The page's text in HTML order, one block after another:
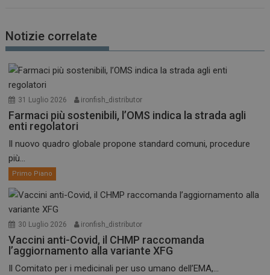
Notizie correlate
31 Luglio 2026 ironfish_distributor
Farmaci più sostenibili, l’OMS indica la strada agli
enti regolatori
Il nuovo quadro globale propone standard comuni, procedure
più...
Primo Piano
30 Luglio 2026 ironfish_distributor
Vaccini anti-Covid, il CHMP raccomanda
l’aggiornamento alla variante XFG
Il Comitato per i medicinali per uso umano dell’EMA,...